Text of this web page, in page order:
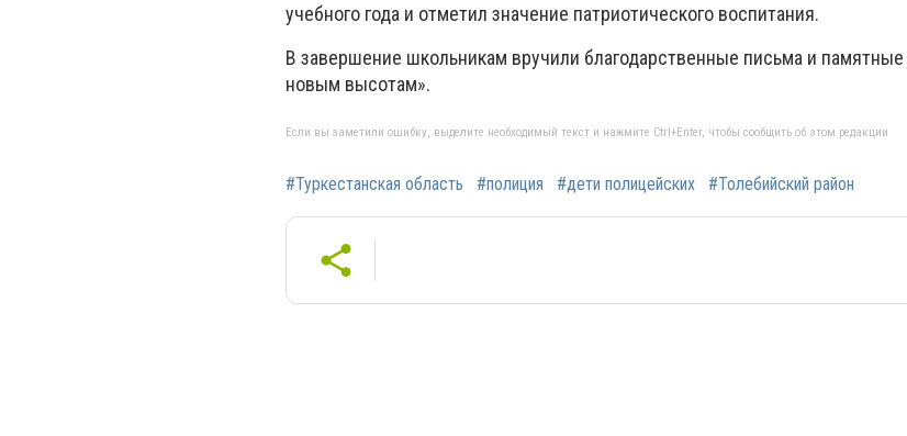
учебного года и отметил значение патриотического воспитания.
В завершение школьникам вручили благодарственные письма и памятные
новым высотам».
Если вы заметили ошибку, выделите необходимый текст и нажмите Ctrl+Enter, чтобы сообщить об этом редакции
#Туркестанская область #полиция #дети полицейских #Толебийский район